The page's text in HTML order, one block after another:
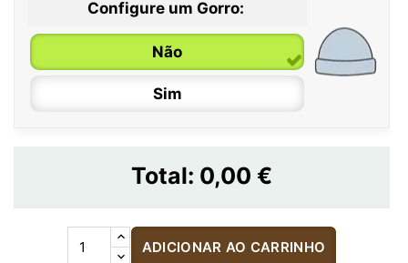
Configure um Gorro:
Não
Sim
Total: 0,00 €
ADICIONAR AO CARRINHO